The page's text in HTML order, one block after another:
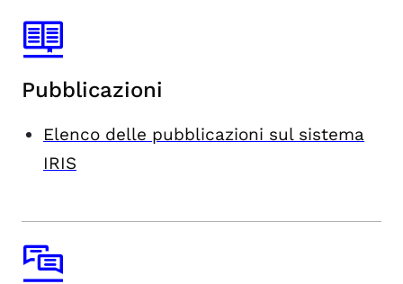
Pubblicazioni
Elenco delle pubblicazioni sul sistema
IRIS